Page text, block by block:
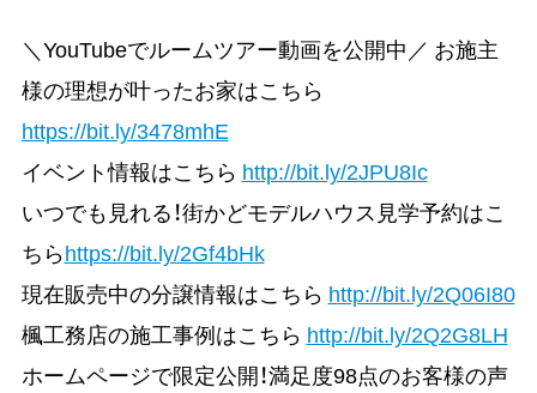
＼YouTubeでルームツアー動画を公開中／ お施主
様の理想が叶ったお家はこちら
https://bit.ly/3478mhE
イベント情報はこちら http://bit.ly/2JPU8Ic
いつでも見れる！街かどモデルハウス見学予約はこ
ちらhttps://bit.ly/2Gf4bHk
現在販売中の分譲情報はこちら http://bit.ly/2Q06I80
楓工務店の施工事例はこちら http://bit.ly/2Q2G8LH
ホームページで限定公開！満足度98点のお客様の声